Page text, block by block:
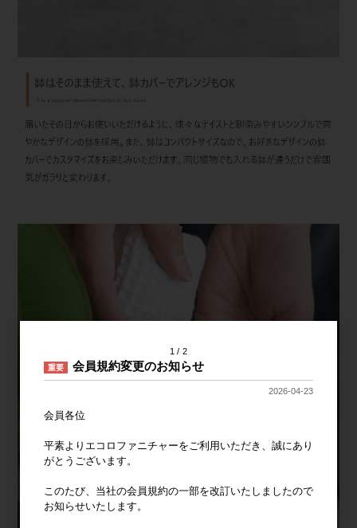
1 2
重要 会員規約変更のお知らせ
2026-04-23
会員各位
平素よりエコロファニチャーをご利用いただき、誠にあり
がとうございます。
このたび、当社の会員規約の一部を改訂いたしましたので
お知らせいたします。